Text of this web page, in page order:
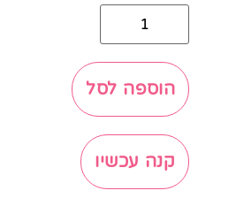
הוספה לסל
קנה עכשיו